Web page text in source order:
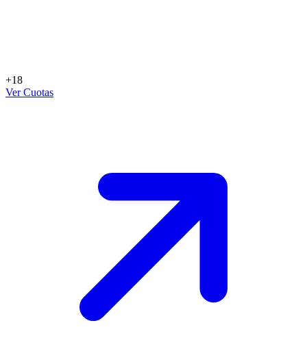
+18
Ver Cuotas